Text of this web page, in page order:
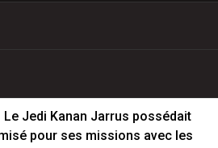
Le Jedi Kanan Jarrus possédait
pour ses missions avec les